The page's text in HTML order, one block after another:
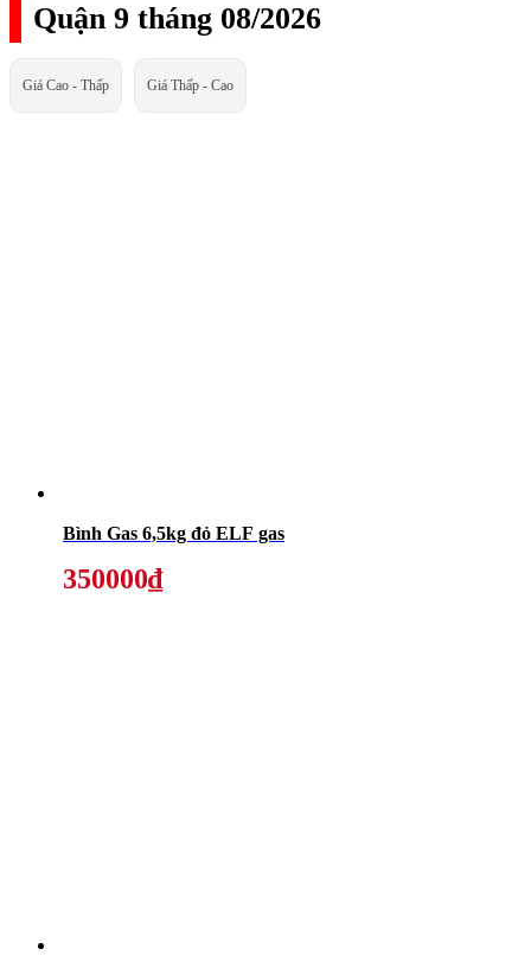
Quận 9 tháng 08/2026
Giá Cao - Thấp Giá Thấp - Cao
Bình Gas 6,5kg đỏ ELF gas
350000₫